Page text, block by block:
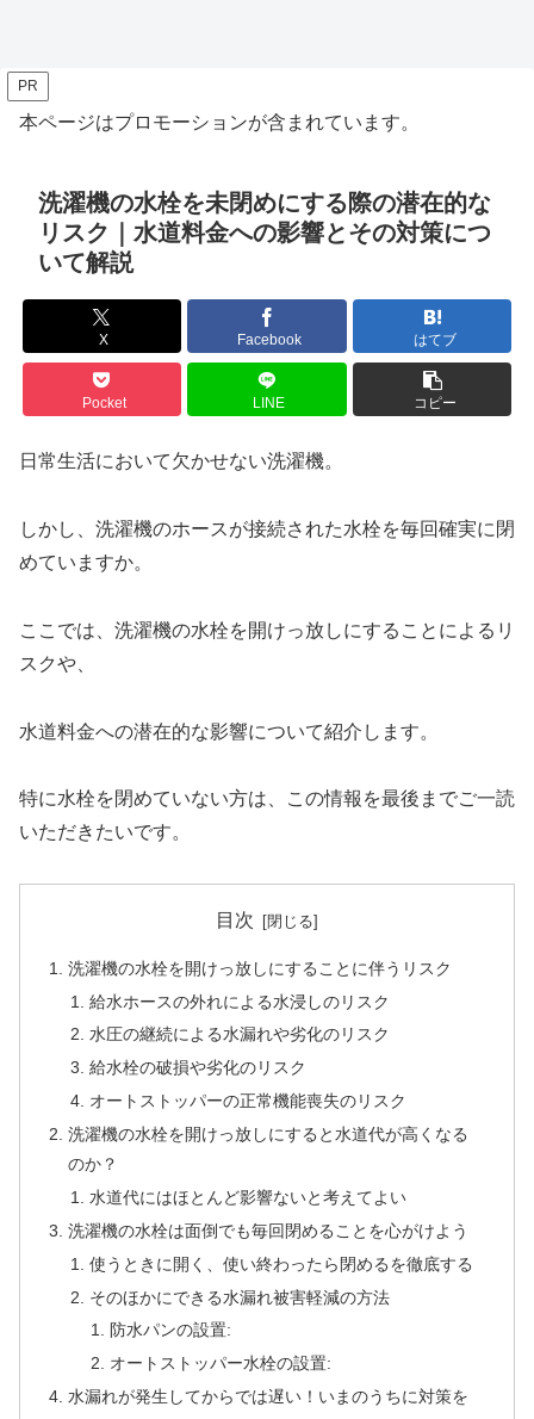
PR
本ページはプロモーションが含まれています。
洗濯機の水栓を未閉めにする際の潜在的な
リスク｜水道料金への影響とその対策につ
いて解説
X Facebook はてブ
Pocket LINE コピー
日常生活において欠かせない洗濯機。
しかし、洗濯機のホースが接続された水栓を毎回確実に閉
めていますか。
ここでは、洗濯機の水栓を開けっ放しにすることによるリ
スクや、
水道料金への潜在的な影響について紹介します。
特に水栓を閉めていない方は、この情報を最後までご一読
いただきたいです。
目次
洗濯機の水栓を開けっ放しにすることに伴うリスク
給水ホースの外れによる水浸しのリスク
水圧の継続による水漏れや劣化のリスク
給水栓の破損や劣化のリスク
オートストッパーの正常機能喪失のリスク
洗濯機の水栓を開けっ放しにすると水道代が高くなる
のか？
水道代にはほとんど影響ないと考えてよい
洗濯機の水栓は面倒でも毎回閉めることを心がけよう
使うときに開く、使い終わったら閉めるを徹底する
そのほかにできる水漏れ被害軽減の方法
防水パンの設置:
オートストッパー水栓の設置:
水漏れが発生してからでは遅い！いまのうちに対策を